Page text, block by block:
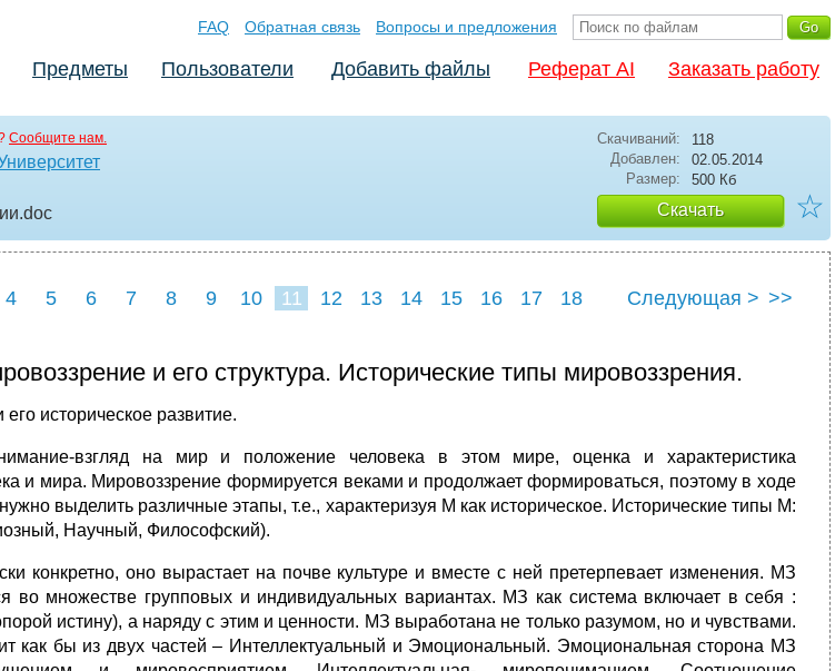
FAQ Обратная связь Вопросы и предложения
Предметы Пользователи Добавить файлы Реферат AI Заказать работу
Сообщите нам.
.doc
Скачиваний:
118
Добавлен:
02.05.2014
Размер:
500 Кб
Скачать ☆
4 5 6 7 8 9 10 11 12 13 14 15 16 17
18
Следующая > >>
и его структура. Исторические типы мировоззрения.
историческое развитие.
взгляд на мир и положение человека в этом мире, оценка и характеристика
и мира. Мировоззрение формируется веками и продолжает формироваться, поэтому в ходе
выделить различные этапы, т.е., характеризуя М как историческое. Исторические типы М:
Научный, Философский).
конкретно, оно вырастает на почве культуре и вместе с ней претерпевает изменения. МЗ
во множестве групповых и индивидуальных вариантах. МЗ как система включает в себя :
истину), а наряду с этим и ценности. МЗ выработана не только разумом, но и чувствами.
как бы из двух частей – Интеллектуальный и Эмоциональный. Эмоциональная сторона МЗ